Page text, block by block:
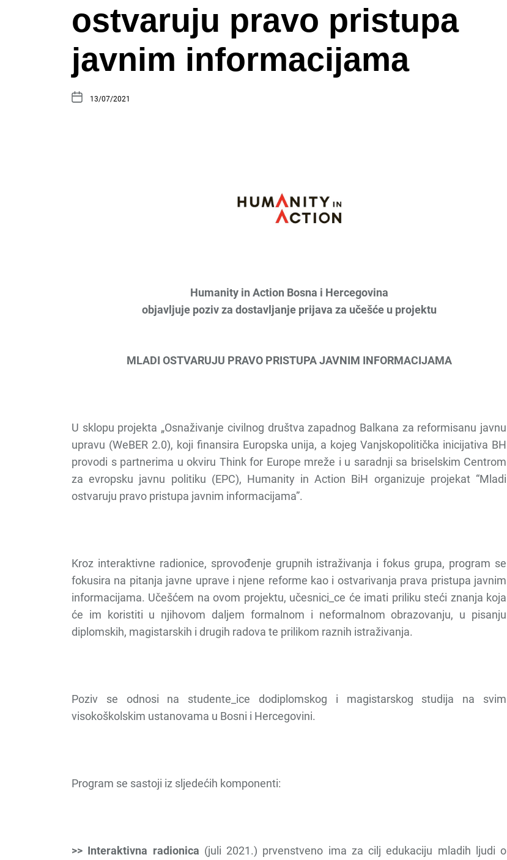
ostvaruju pravo pristupa
javnim informacijama
13/07/2021
Humanity in Action Bosna i Hercegovina
objavljuje poziv za dostavljanje prijava za učešće u projektu
MLADI OSTVARUJU PRAVO PRISTUPA JAVNIM INFORMACIJAMA
U sklopu projekta „Osnaživanje civilnog društva zapadnog Balkana za reformisanu javnu
upravu (WeBER 2.0), koji finansira Europska unija, a kojeg Vanjskopolitička inicijativa BH
provodi s partnerima u okviru Think for Europe mreže i u saradnji sa briselskim Centrom
za evropsku javnu politiku (EPC), Humanity in Action BiH organizuje projekat “Mladi
ostvaruju pravo pristupa javnim informacijama”.
Kroz interaktivne radionice, sprovođenje grupnih istraživanja i fokus grupa, program se
fokusira na pitanja javne uprave i njene reforme kao i ostvarivanja prava pristupa javnim
informacijama. Učešćem na ovom projektu, učesnici_ce će imati priliku steći znanja koja
će im koristiti u njihovom daljem formalnom i neformalnom obrazovanju, u pisanju
diplomskih, magistarskih i drugih radova te prilikom raznih istraživanja.
Poziv se odnosi na studente_ice dodiplomskog i magistarskog studija na svim
visokoškolskim ustanovama u Bosni i Hercegovini.
Program se sastoji iz sljedećih komponenti:
>> Interaktivna radionica (juli 2021.) prvenstveno ima za cilj edukaciju mladih ljudi o